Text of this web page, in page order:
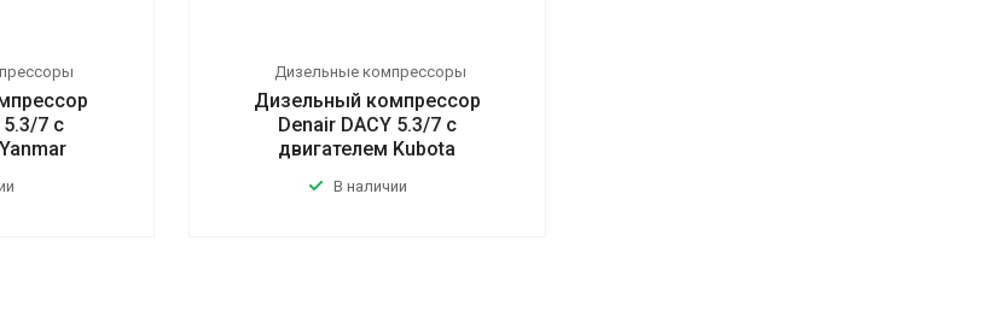
5.3/7 с
Дизельные компрессоры
Дизельный компрессор
Denair DACY 5.3/7 с
двигателем Kubota
В наличии